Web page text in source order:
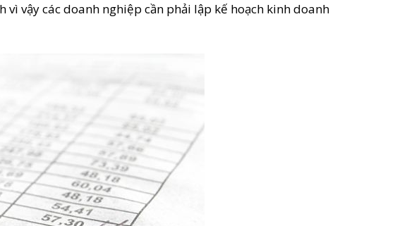
vậy các doanh nghiệp cần phải lập kế hoạch kinh doanh